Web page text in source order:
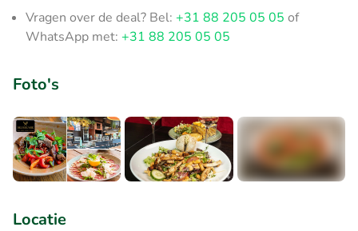
Vragen over de deal? Bel: +31 88 205 05 05 of
WhatsApp met: +31 88 205 05 05
Foto's
Locatie